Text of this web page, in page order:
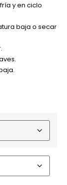
y en ciclo
baja o secar